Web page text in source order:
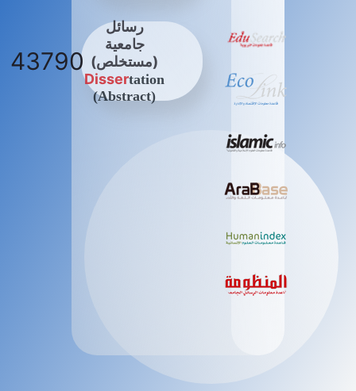
رسائل
جامعية
(مستخلص)
Dissertation
(Abstract)
43790